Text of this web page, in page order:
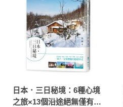
日本．三日秘境：6種心境
之旅×13個沿途絕無僅有的